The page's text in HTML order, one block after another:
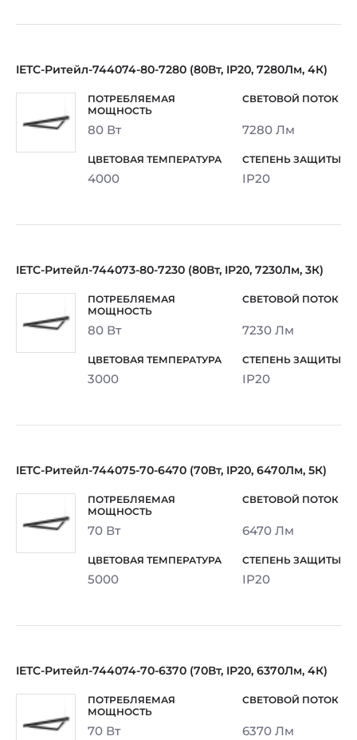
IETC-Ритейл-744074-80-7280 (80Вт, IP20, 7280Лм, 4К)
80 Вт 7280 Лм
4000 IP20
IETC-Ритейл-744073-80-7230 (80Вт, IP20, 7230Лм, 3К)
80 Вт 7230 Лм
3000 IP20
IETC-Ритейл-744075-70-6470 (70Вт, IP20, 6470Лм, 5К)
70 Вт 6470 Лм
5000 IP20
IETC-Ритейл-744074-70-6370 (70Вт, IP20, 6370Лм, 4К)
70 Вт 6370 Лм